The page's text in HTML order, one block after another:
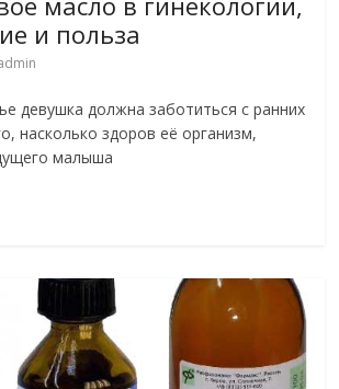
и польза
девушка должна заботиться с ранних
насколько здоров её организм,
малыша